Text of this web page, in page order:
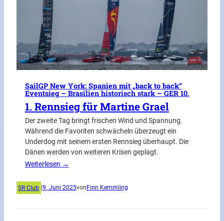
SailGP New York: Spanien mit „back to back“
Eventsieg – Brasilien historisch stark – GER 10.
1. Rennsieg für Martine Grael
Der zweite Tag bringt frischen Wind und Spannung.
Während die Favoriten schwächeln überzeugt ein
Underdog mit seinem ersten Rennsieg überhaupt. Die
Dänen werden von weiteren Krisen geplagt.
Weiterlesen →
SR Club 9. Juni 2025von Finn Kemmling